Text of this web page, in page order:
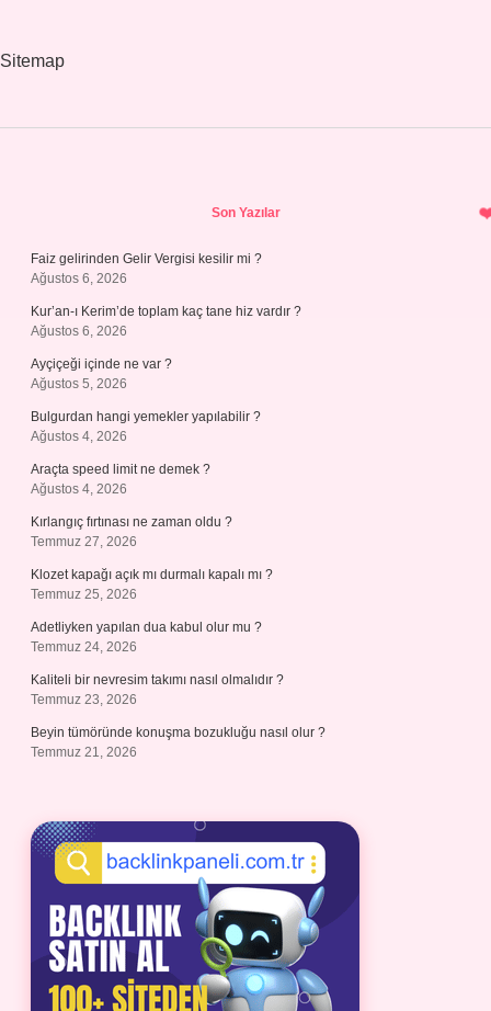
Sitemap
Son Yazılar
Faiz gelirinden Gelir Vergisi kesilir mi ?
Ağustos 6, 2026
Kur’an-ı Kerim’de toplam kaç tane hiz vardır ?
Ağustos 6, 2026
Ayçiçeği içinde ne var ?
Ağustos 5, 2026
Bulgurdan hangi yemekler yapılabilir ?
Ağustos 4, 2026
Araçta speed limit ne demek ?
Ağustos 4, 2026
Kırlangıç fırtınası ne zaman oldu ?
Temmuz 27, 2026
Klozet kapağı açık mı durmalı kapalı mı ?
Temmuz 25, 2026
Adetliyken yapılan dua kabul olur mu ?
Temmuz 24, 2026
Kaliteli bir nevresim takımı nasıl olmalıdır ?
Temmuz 23, 2026
Beyin tümöründe konuşma bozukluğu nasıl olur ?
Temmuz 21, 2026